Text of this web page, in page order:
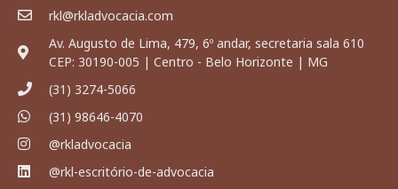
rkl@rkladvocacia.com
Av. Augusto de Lima, 479, 6º andar, secretaria sala 610
CEP: 30190-005 | Centro - Belo Horizonte | MG
(31) 3274-5066
(31) 98646-4070
@rkladvocacia
@rkl-escritório-de-advocacia